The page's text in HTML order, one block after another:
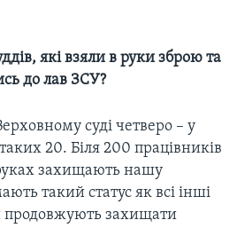
які взяли в руки зброю та
до лав ЗСУ?
суді четверо – у
20. Біля 200 працівників
захищають нашу
такий статус як всі інші
продовжують захищати